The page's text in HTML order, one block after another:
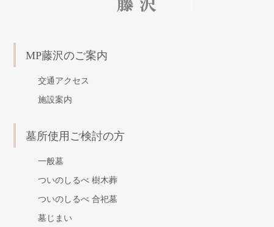
MP藤沢のご案内
交通アクセス
施設案内
墓所使用ご検討の方
一般墓
ついのしるべ 樹木葬
ついのしるべ 合祀墓
墓じまい